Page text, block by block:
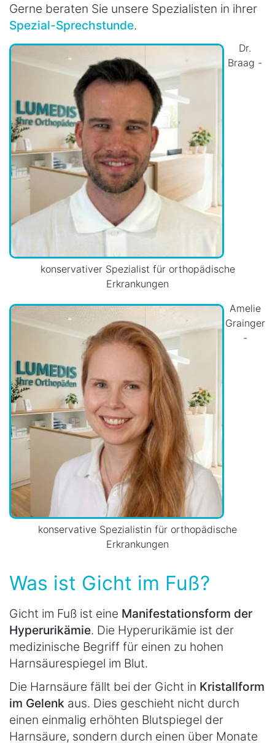
Gerne beraten Sie unsere Spezialisten in ihrer
Spezial-Sprechstunde.
Dr.
Braag -
konservativer Spezialist für orthopädische
Erkrankungen
Amelie
Grainger
-
konservative Spezialistin für orthopädische
Erkrankungen
Was ist Gicht im Fuß?
Gicht im Fuß ist eine Manifestationsform der
Hyperurikämie. Die Hyperurikämie ist der
medizinische Begriff für einen zu hohen
Harnsäurespiegel im Blut.
Die Harnsäure fällt bei der Gicht in Kristallform
im Gelenk aus. Dies geschieht nicht durch
einen einmalig erhöhten Blutspiegel der
Harnsäure, sondern durch einen über Monate